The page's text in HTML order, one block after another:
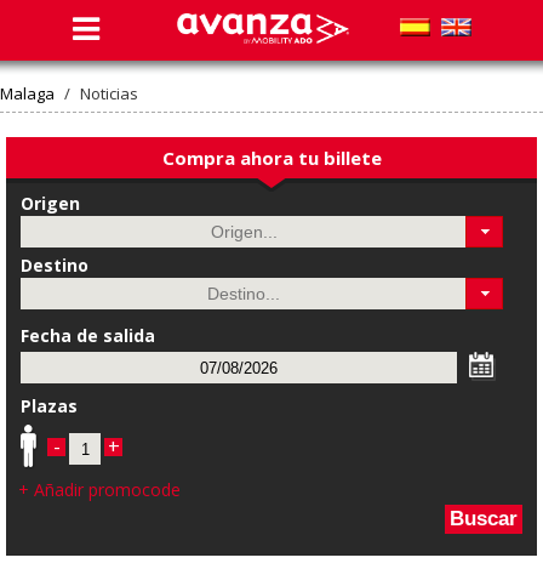
Malaga / Noticias
Compra ahora tu billete
Origen
Destino
Fecha de salida
Plazas
- +
+ Añadir promocode
Buscar